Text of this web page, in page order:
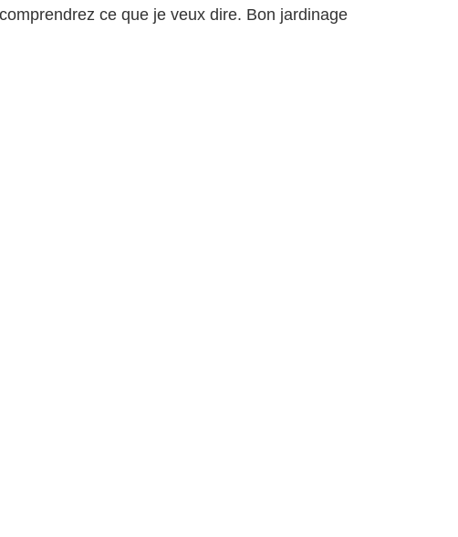
ce que je veux dire. Bon jardinage